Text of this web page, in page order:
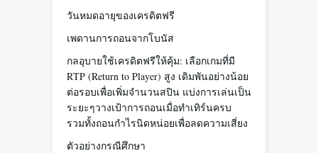
วันหมดอายุของเครดิตฟรี
เพดานการถอนจากโบนัส
กลอุบายใช้เครดิตฟรีให้คุ้ม: เลือกเกมที่มี
RTP (Return to Player) สูง เดิมพันอย่างน้อย
ต่อรอบเพื่อเพิ่มจำนวนสปิน แบ่งการเล่นเป็น
ระยะๆวางเป้าการถอนเมื่อทำเทิร์นครบ
รวมทั้งถอนกำไรนิดหน่อยเพื่อลดความเสี่ยง
ตัวอย่างกรณีศึกษา